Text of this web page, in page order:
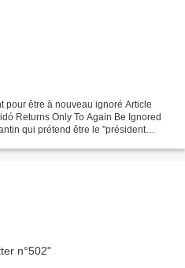
pour être à nouveau ignoré Article
Returns Only To Again Be Ignored
qui prétend être le "président